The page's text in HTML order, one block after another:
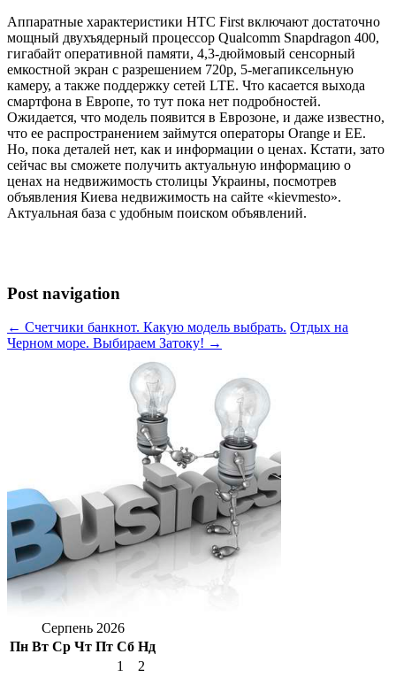
Аппаратные характеристики HTC First включают достаточно
мощный двухъядерный процессор Qualcomm Snapdragon 400,
гигабайт оперативной памяти, 4,3-дюймовый сенсорный
емкостной экран с разрешением 720p, 5-мегапиксельную
камеру, а также поддержку сетей LTE. Что касается выхода
смартфона в Европе, то тут пока нет подробностей.
Ожидается, что модель появится в Еврозоне, и даже известно,
что ее распространением займутся операторы Orange и EE.
Но, пока деталей нет, как и информации о ценах. Кстати, зато
сейчас вы сможете получить актуальную информацию о
ценах на недвижимость столицы Украины, посмотрев
объявления Киева недвижимость на сайте «kievmesto».
Актуальная база с удобным поиском объявлений.
Post navigation
← Счетчики банкнот. Какую модель выбрать. Отдых на
Черном море. Выбираем Затоку! →
Серпень 2026
Пн Вт Ср Чт Пт Сб Нд
1
2